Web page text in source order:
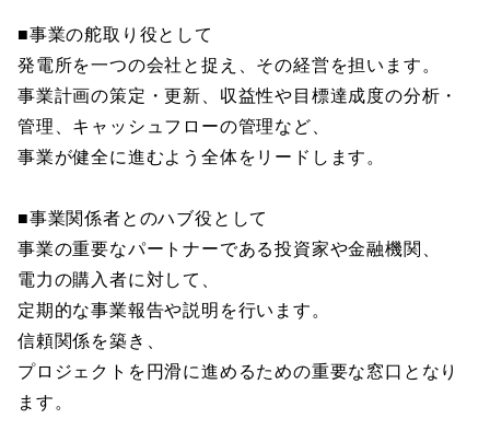
■事業の舵取り役として
発電所を一つの会社と捉え、その経営を担います。
事業計画の策定・更新、収益性や目標達成度の分析・
管理、キャッシュフローの管理など、
事業が健全に進むよう全体をリードします。
■事業関係者とのハブ役として
事業の重要なパートナーである投資家や金融機関、
電力の購入者に対して、
定期的な事業報告や説明を行います。
信頼関係を築き、
プロジェクトを円滑に進めるための重要な窓口となり
ます。